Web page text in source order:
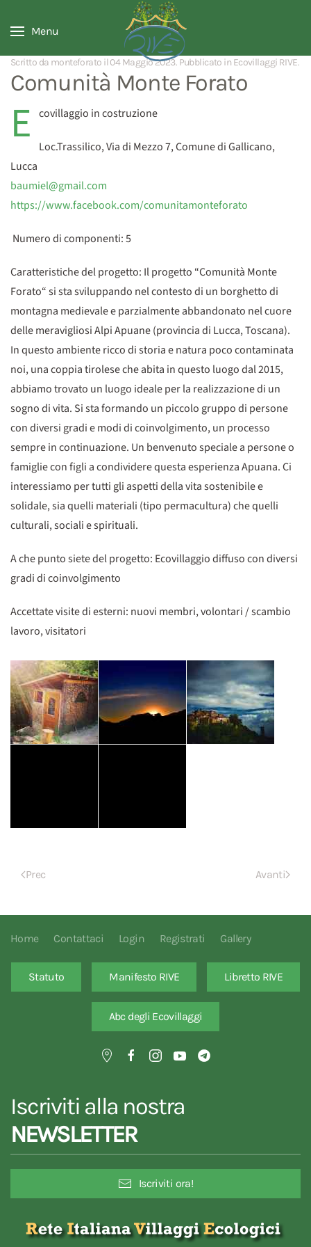
Menu
Scritto da monteforato il04 Maggio 2023. Pubblicato in Ecovillaggi RIVE.
Comunità Monte Forato
E covillaggio in costruzione
Loc.Trassilico, Via di Mezzo 7, Comune di Gallicano,
Lucca
baumiel@gmail.com
https://www.facebook.com/comunitamonteforato
Numero di componenti: 5
Caratteristiche del progetto: Il progetto “Comunità Monte
Forato“ si sta sviluppando nel contesto di un borghetto di
montagna medievale e parzialmente abbandonato nel cuore
delle meravigliosi Alpi Apuane (provincia di Lucca, Toscana).
In questo ambiente ricco di storia e natura poco contaminata
noi, una coppia tirolese che abita in questo luogo dal 2015,
abbiamo trovato un luogo ideale per la realizzazione di un
sogno di vita. Si sta formando un piccolo gruppo di persone
con diversi gradi e modi di coinvolgimento, un processo
sempre in continuazione. Un benvenuto speciale a persone o
famiglie con figli a condividere questa esperienza Apuana. Ci
interessiamo per tutti gli aspetti della vita sostenibile e
solidale, sia quelli materiali (tipo permacultura) che quelli
culturali, sociali e spirituali.
A che punto siete del progetto: Ecovillaggio diffuso con diversi
gradi di coinvolgimento
Accettate visite di esterni: nuovi membri, volontari / scambio
lavoro, visitatori
Prec Avanti
Home Contattaci Login Registrati Gallery
Statuto Manifesto RIVE Libretto RIVE
Abc degli Ecovillaggi
Iscriviti alla nostra
NEWSLETTER
Iscriviti ora!